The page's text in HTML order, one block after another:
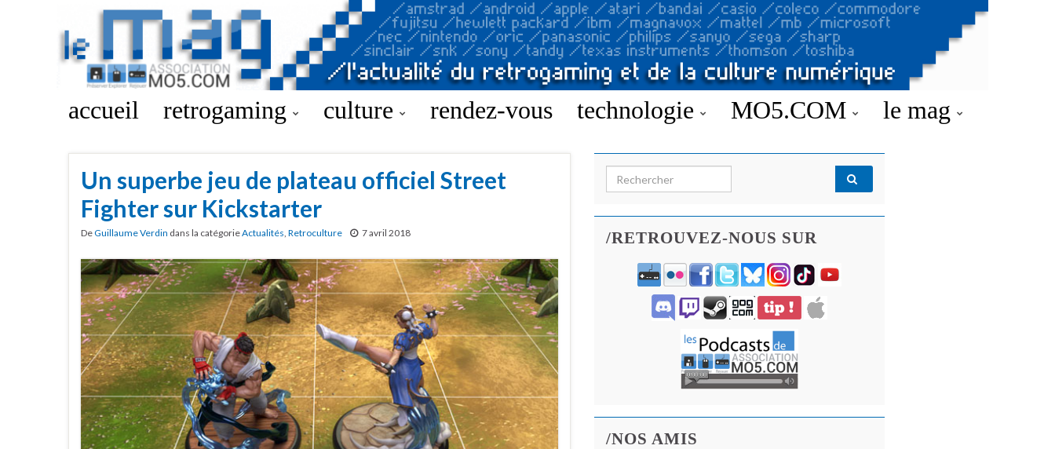
accueil retrogaming culture rendez-vous technologie MO5.COM le mag
Un superbe jeu de plateau officiel Street
Fighter sur Kickstarter
DeGuillaume Verdin dans la catégorieActualités, Retroculture 7 avril 2018
Search for:
/RETROUVEZ-NOUS SUR
/NOS AMIS